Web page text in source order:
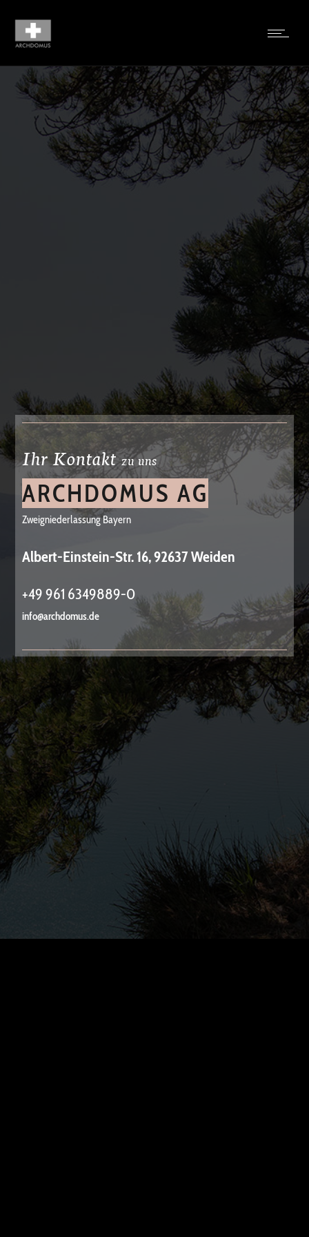
Ihr Kontaktzu uns
ARCHDOMUS AG
Zweigniederlassung Bayern
Albert-Einstein-Str. 16, 92637 Weiden
+49 961 6349889-0
info@archdomus.de